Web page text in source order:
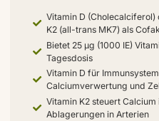
Vitamin D
K2 (all-trans MK7) als
Bietet 25 µg (1000 IE)
Tagesdosis
Vitamin D für
Calciumverwertung und
Vitamin K2 steuert
Ablagerungen in Arterien